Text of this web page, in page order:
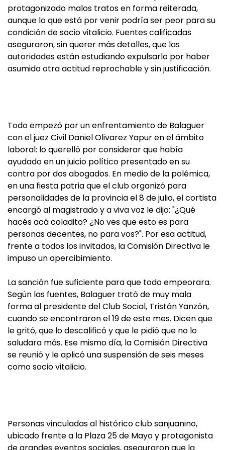
protagonizado malos tratos en forma reiterada,
aunque lo que está por venir podría ser peor para su
condición de socio vitalicio. Fuentes calificadas
aseguraron, sin querer más detalles, que las
autoridades están estudiando expulsarlo por haber
asumido otra actitud reprochable y sin justificación.
Todo empezó por un enfrentamiento de Balaguer
con el juez Civil Daniel Olivarez Yapur en el ámbito
laboral: lo querelló por considerar que había
ayudado en un juicio político presentado en su
contra por dos abogados. En medio de la polémica,
en una fiesta patria que el club organizó para
personalidades de la provincia el 8 de julio, el cortista
encargó al magistrado y a viva voz le dijo: "¿Qué
hacés acá coladito? ¿No ves que esto es para
personas decentes, no para vos?". Por esa actitud,
frente a todos los invitados, la Comisión Directiva le
impuso un apercibimiento.
La sanción fue suficiente para que todo empeorara.
Según las fuentes, Balaguer trató de muy mala
forma al presidente del Club Social, Tristán Yanzón,
cuando se encontraron el 19 de este mes. Dicen que
le gritó, que lo descalificó y que le pidió que no lo
saludara más. Ese mismo día, la Comisión Directiva
se reunió y le aplicó una suspensión de seis meses
como socio vitalicio.
Personas vinculadas al histórico club sanjuanino,
ubicado frente a la Plaza 25 de Mayo y protagonista